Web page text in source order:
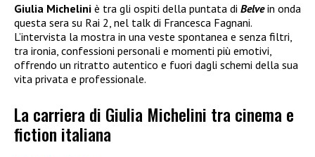
Giulia Michelini è tra gli ospiti della puntata di Belve in onda
questa sera su Rai 2, nel talk di Francesca Fagnani.
L’intervista la mostra in una veste spontanea e senza filtri,
tra ironia, confessioni personali e momenti più emotivi,
offrendo un ritratto autentico e fuori dagli schemi della sua
vita privata e professionale.
La carriera di Giulia Michelini tra cinema e
fiction italiana